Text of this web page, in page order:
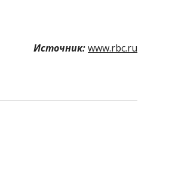
Источник:www.rbc.ru